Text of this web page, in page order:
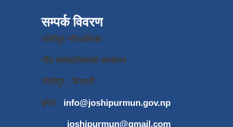
सम्पर्क विवरण
जाेशीपुर गाँउपालिका
गाँउ कार्यपालिकाकाे कार्यालय
जाेशीपुर , कैलाली
इमेल : info@joshipurmun.gov.np
joshipurmun@gmail.com